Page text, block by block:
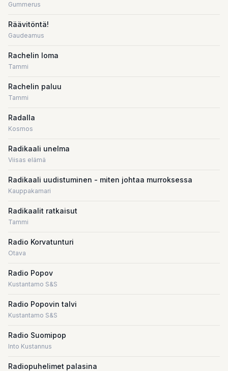
Gummerus
Räävitöntä!
Gaudeamus
Rachelin loma
Tammi
Rachelin paluu
Tammi
Radalla
Kosmos
Radikaali unelma
Viisas elämä
Radikaali uudistuminen - miten johtaa murroksessa
Kauppakamari
Radikaalit ratkaisut
Tammi
Radio Korvatunturi
Otava
Radio Popov
Kustantamo S&S
Radio Popovin talvi
Kustantamo S&S
Radio Suomipop
Into Kustannus
Radiopuhelimet palasina